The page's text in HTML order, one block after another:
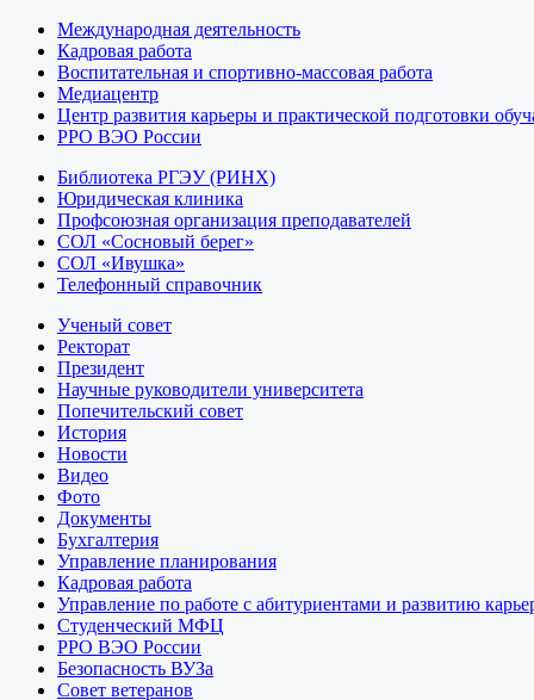
Международная деятельность
Кадровая работа
Воспитательная и спортивно-массовая работа
Медиацентр
Центр развития карьеры и практической подготовки
РРО ВЭО России
Библиотека РГЭУ (РИНХ)
Юридическая клиника
Профсоюзная организация преподавателей
СОЛ «Сосновый берег»
СОЛ «Ивушка»
Телефонный справочник
Ученый совет
Ректорат
Президент
Научные руководители университета
Попечительский совет
История
Новости
Видео
Фото
Документы
Бухгалтерия
Управление планирования
Кадровая работа
Управление по работе с абитуриентами и развитию
Студенческий МФЦ
РРО ВЭО России
Безопасность ВУЗа
Совет ветеранов